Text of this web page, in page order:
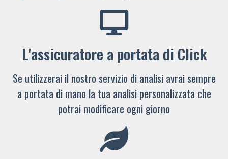
L'assicuratore a portata di Click
Se utilizzerai il nostro servizio di analisi avrai sempre
a portata di mano la tua analisi personalizzata che
potrai modificare ogni giorno